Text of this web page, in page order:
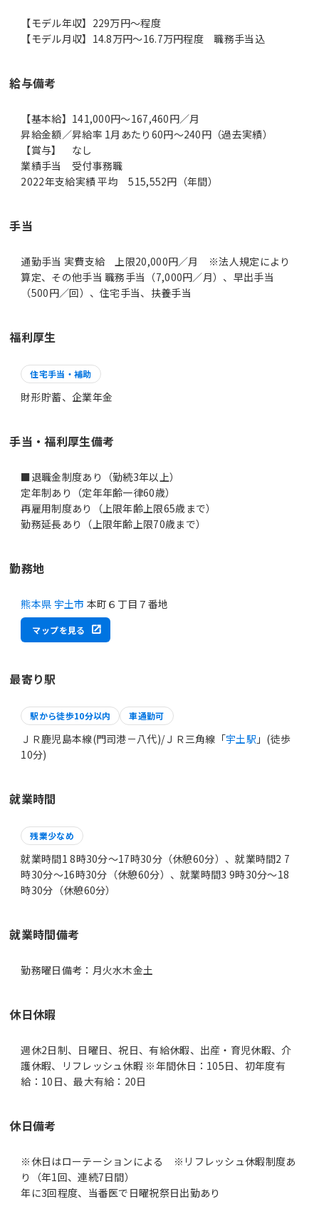
【モデル年収】229万円〜程度
【モデル月収】14.8万円〜16.7万円程度 職務手当込
給与備考
【基本給】141,000円～167,460円／月
昇給金額／昇給率 1月あたり60円～240円（過去実績）
【賞与】 なし
業績手当 受付事務職
2022年支給実績 平均 515,552円（年間）
手当
通勤手当 実費支給 上限20,000円／月 ※法人規定により
算定、その他手当 職務手当（7,000円／月）、早出手当
（500円／回）、住宅手当、扶養手当
福利厚生
住宅手当・補助
財形貯蓄、企業年金
手当・福利厚生備考
■退職金制度あり（勤続3年以上）
定年制あり（定年年齢一律60歳）
再雇用制度あり（上限年齢上限65歳まで）
勤務延長あり（上限年齢上限70歳まで）
勤務地
熊本県 宇土市 本町６丁目７番地
マップを見る
最寄り駅
駅から徒歩10分以内 車通勤可
ＪＲ鹿児島本線(門司港－八代)/ＪＲ三角線「宇土駅 」(徒歩
10分)
就業時間
残業少なめ
就業時間1 8時30分〜17時30分（休憩60分）、就業時間2 7
時30分〜16時30分（休憩60分）、就業時間3 9時30分〜18
時30分（休憩60分）
就業時間備考
休日休暇
週休2日制、日曜日、祝日、有給休暇、出産・育児休暇、介
護休暇、リフレッシュ休暇 ※年間休日：105日、初年度有
給：10日、最大有給：20日
休日備考
※休日はローテーションによる ※リフレッシュ休暇制度あ
り（年1回、連続7日間）
年に3回程度、当番医で日曜祝祭日出勤あり